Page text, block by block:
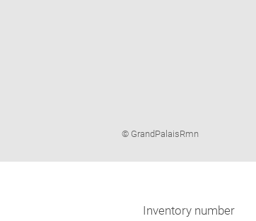
Image
© GrandPalaisRmn
Inventory number